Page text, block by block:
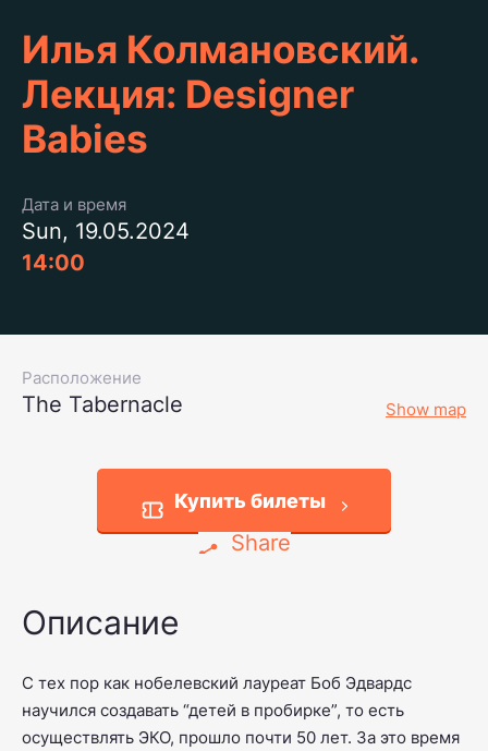
Илья Колмановский.
Лекция: Designer
Babies
Дата и время
Sun, 19.05.2024
14:00
Расположение
The Tabernacle Show map
Купить билеты
Share
Описание
С тех пор как нобелевский лауреат Боб Эдвардс
научился создавать “детей в пробирке”, то есть
осуществлять ЭКО, прошло почти 50 лет. За это время